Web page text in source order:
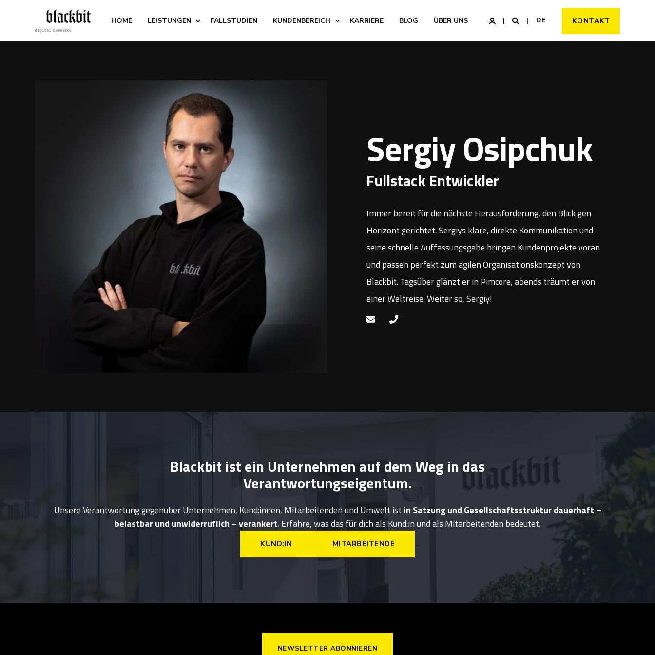
HOME LEISTUNGEN FALLSTUDIEN KUNDENBEREICH KARRIERE BLOG ÜBER UNS DE KONTAKT
Sergiy Osipchuk
Fullstack Entwickler
Immer bereit für die nächste Herausforderung, den Blick gen
Horizont gerichtet. Sergiys klare, direkte Kommunikation und
seine schnelle Auffassungsgabe bringen Kundenprojekte voran
und passen perfekt zum agilen Organisationskonzept von
Blackbit. Tagsüber glänzt er in Pimcore, abends träumt er von
einer Weltreise. Weiter so, Sergiy!
Blackbit ist ein Unternehmen auf dem Weg in das
Verantwortungseigentum.
Unsere Verantwortung gegenüber Unternehmen, Kund:innen, Mitarbeitenden und Umwelt ist in Satzung und Gesellschaftsstruktur dauerhaft –
belastbar und unwiderruflich – verankert. Erfahre, was das für dich als Kund:in und als Mitarbeitenden bedeutet.
KUND:IN MITARBEITENDE
NEWSLETTER ABONNIEREN